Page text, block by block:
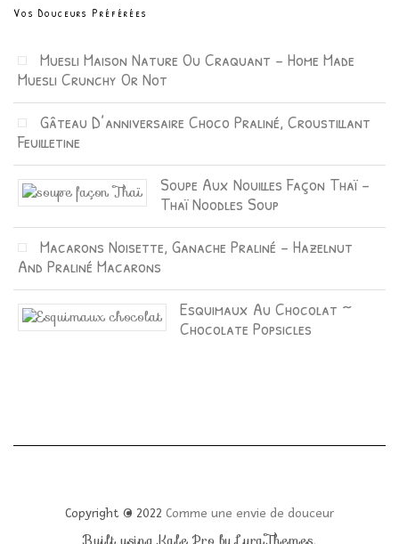
Vos Douceurs Préférées
Muesli Maison Nature Ou Craquant – Home Made
Muesli Crunchy Or Not
Gâteau D’anniversaire Choco Praliné, Croustillant
Feuilletine
Soupe Aux Nouilles Façon Thaï –
Thaï Noodles Soup
Macarons Noisette, Ganache Praliné – Hazelnut
And Praliné Macarons
Esquimaux Au Chocolat ~
Chocolate Popsicles
Copyright © 2022 Comme une envie de douceur